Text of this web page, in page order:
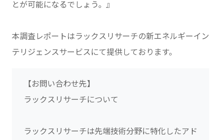
とが可能になるでしょう。』
本調査レポートはラックスリサーチの新エネルギーイン
テリジェンスサービスにて提供しております。
【お問い合わせ先】
ラックスリサーチについて
ラックスリサーチは先端技術分野に特化したアド